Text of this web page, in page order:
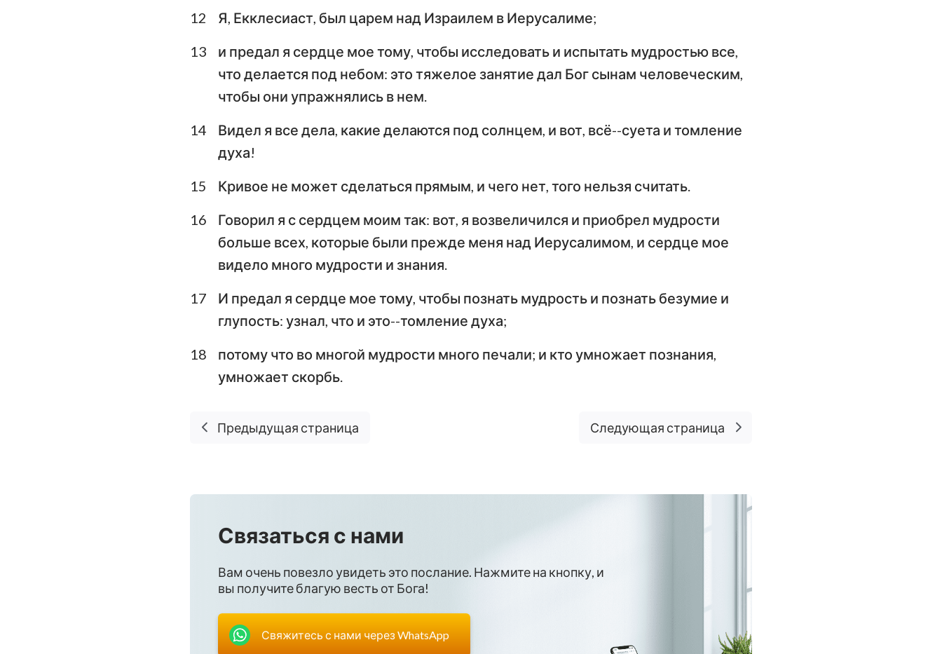
Аггей Захария
Малахия
Третье послание
Откровение Иоанна
Богослова
12
Я, Екклесиаст, был царем над Израилем в Иерусалиме;
13
и предал я сердце мое тому, чтобы исследовать и испытать мудростью все,
что делается под небом: это тяжелое занятие дал Бог сынам человеческим,
чтобы они упражнялись в нем.
14
Видел я все дела, какие делаются под солнцем, и вот, всё--суета и томление
духа!
15
Кривое не может сделаться прямым, и чего нет, того нельзя считать.
16
Говорил я с сердцем моим так: вот, я возвеличился и приобрел мудрости
больше всех, которые были прежде меня над Иерусалимом, и сердце мое
видело много мудрости и знания.
17
И предал я сердце мое тому, чтобы познать мудрость и познать безумие и
глупость: узнал, что и это--томление духа;
18
потому что во многой мудрости много печали; и кто умножает познания,
умножает скорбь.
Предыдущая страница Следующая страница
Связаться с нами
Вам очень повезло увидеть это послание. Нажмите на кнопку, и
вы получите благую весть от Бога!
Свяжитесь с нами через WhatsApp